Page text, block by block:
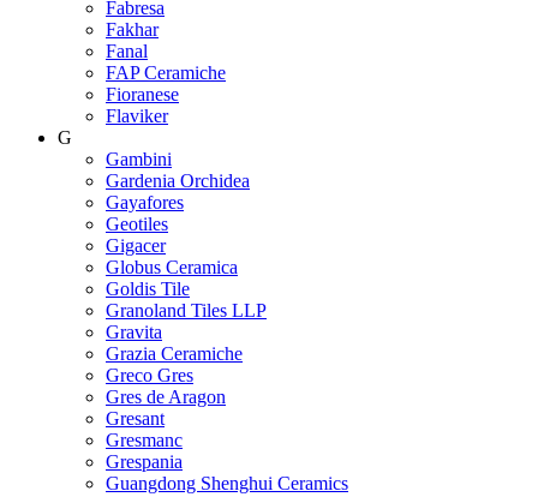
Fabresa
Fakhar
Fanal
FAP Ceramiche
Fioranese
Flaviker
G
Gambini
Gardenia Orchidea
Gayafores
Geotiles
Gigacer
Globus Ceramica
Goldis Tile
Granoland Tiles LLP
Gravita
Grazia Ceramiche
Greco Gres
Gres de Aragon
Gresant
Gresmanc
Grespania
Guangdong Shenghui Ceramics